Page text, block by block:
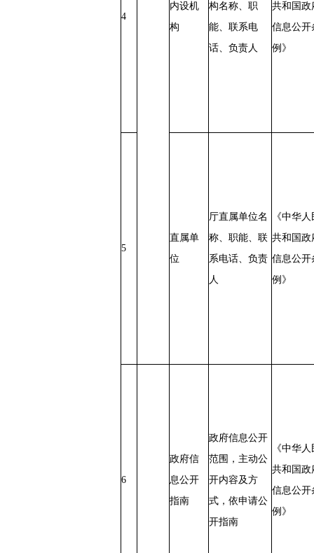
4
内设机
构
构名称、职
能、联系电
话、负责人
共和国政
信息公开
例》
5
直属单
位
厅直属单位名
称、职能、联
系电话、负责
人
《中华人
共和国政
信息公开
例》
6
政府信
息公开
指南
政府信息公开
范围，主动公
开内容及方
式，依申请公
开指南
《中华人
共和国政
信息公开
例》